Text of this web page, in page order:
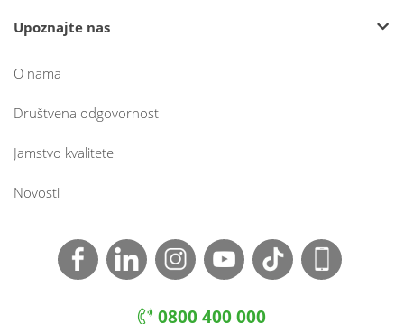
Upoznajte nas
O nama
Društvena odgovornost
Jamstvo kvalitete
Novosti
0800 400 000